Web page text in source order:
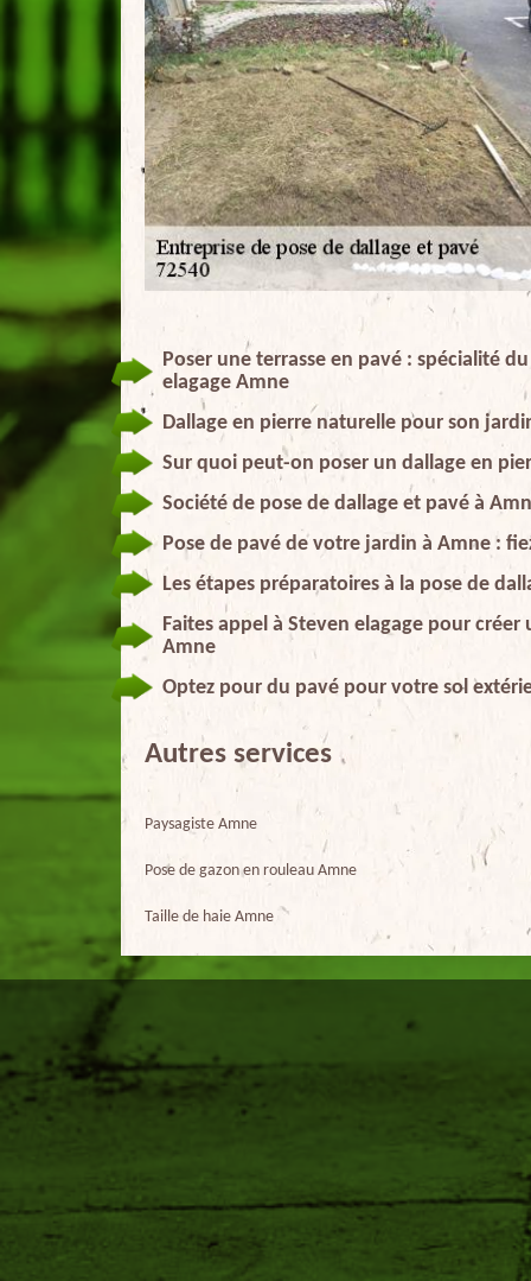
Poser une terrasse en pavé : spécialité
elagage Amne
Dallage en pierre naturelle pour son
Sur quoi peut-on poser un dallage en
Société de pose de dallage et pavé à
Pose de pavé de votre jardin à Amne :
Les étapes préparatoires à la pose de
Faites appel à Steven elagage pour
Amne
Optez pour du pavé pour votre sol
Autres services
Paysagiste Amne
Pose de gazon en rouleau Amne
Taille de haie Amne